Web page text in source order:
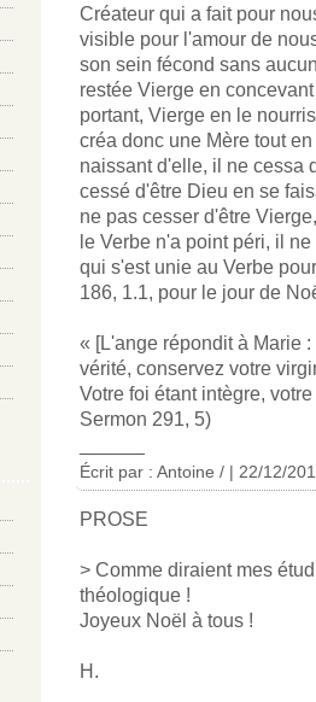
Créateur qui a fait pour
visible pour l'amour de
son sein fécond sans
restée Vierge en
portant, Vierge en le
créa donc une Mère tout
naissant d'elle, il ne cessa
cessé d'être Dieu en se
ne pas cesser d'être
le Verbe n'a point péri, il
qui s'est unie au Verbe
186, 1.1, pour le jour de
« [L'ange répondit à Marie
vérité, conservez votre
Votre foi étant intègre,
Sermon 291, 5)
Écrit par : Antoine / | 22/12/
PROSE
> Comme diraient mes
théologique !
Joyeux Noël à tous !
H.